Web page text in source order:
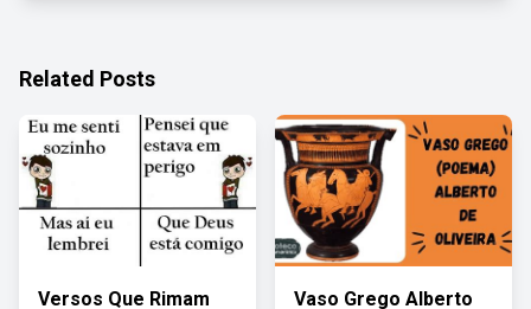
Related Posts
Versos Que Rimam Vaso Grego Alberto